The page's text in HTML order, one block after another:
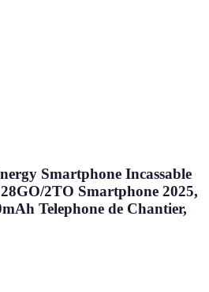
Smartphone Incassable
2TO Smartphone 2025,
Telephone de Chantier,